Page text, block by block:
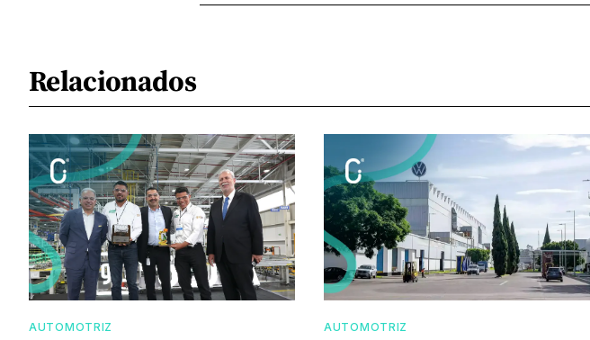
Relacionados
AUTOMOTRIZ AUTOMOTRIZ